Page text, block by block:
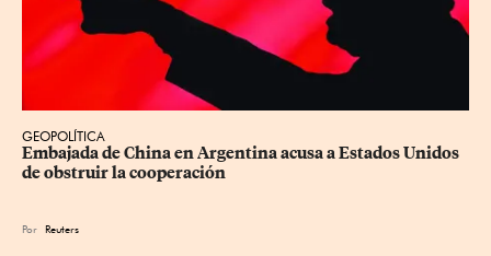
GEOPOLÍTICA
Embajada de China en Argentina acusa a Estados Unidos
de obstruir la cooperación
Por Reuters